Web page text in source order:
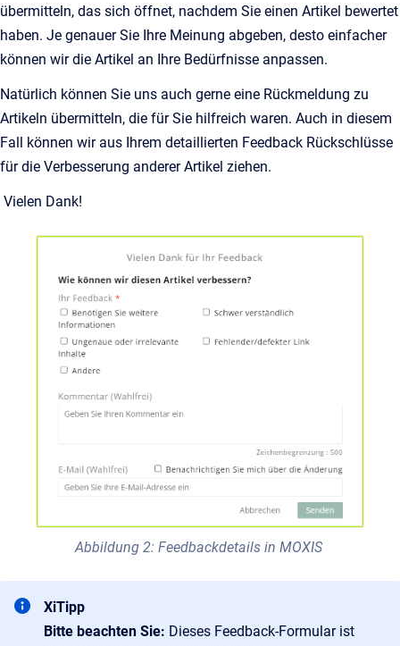
übermitteln, das sich öffnet, nachdem Sie einen Artikel bewertet
haben. Je genauer Sie Ihre Meinung abgeben, desto einfacher
können wir die Artikel an Ihre Bedürfnisse anpassen.
Natürlich können Sie uns auch gerne eine Rückmeldung zu
Artikeln übermitteln, die für Sie hilfreich waren. Auch in diesem
Fall können wir aus Ihrem detaillierten Feedback Rückschlüsse
für die Verbesserung anderer Artikel ziehen.
Vielen Dank!
Abbildung 2: Feedbackdetails in MOXIS
XiTipp
Bitte beachten Sie: Dieses Feedback-Formular ist